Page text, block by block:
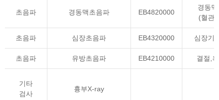
초음파 경동맥초음파 EB4820000
경동맥
(혈관)
초음파 심장초음파 EB4320000 심장기
초음파 유방초음파 EB4210000 결절,혹
기타
검사
흉부X-ray